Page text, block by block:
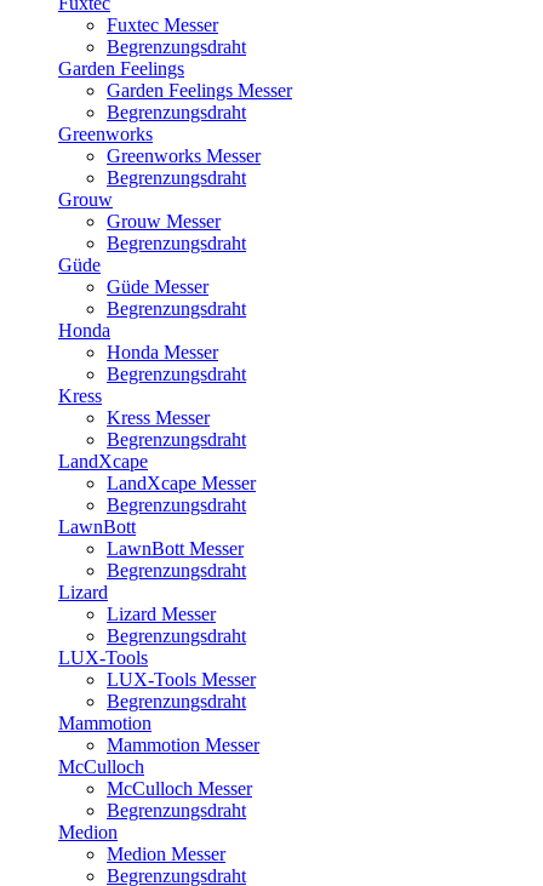
Fuxtec Messer
Begrenzungsdraht
Garden Feelings
Garden Feelings Messer
Begrenzungsdraht
Greenworks
Greenworks Messer
Begrenzungsdraht
Grouw
Grouw Messer
Begrenzungsdraht
Güde
Güde Messer
Begrenzungsdraht
Honda
Honda Messer
Begrenzungsdraht
Kress
Kress Messer
Begrenzungsdraht
LandXcape
LandXcape Messer
Begrenzungsdraht
LawnBott
LawnBott Messer
Begrenzungsdraht
Lizard
Lizard Messer
Begrenzungsdraht
LUX-Tools
LUX-Tools Messer
Begrenzungsdraht
Mammotion
Mammotion Messer
McCulloch
McCulloch Messer
Begrenzungsdraht
Medion
Medion Messer
Begrenzungsdraht